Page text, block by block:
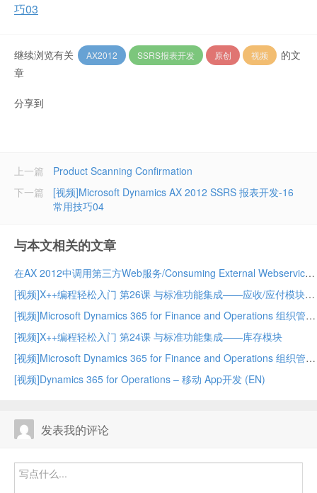
巧03
继续浏览有关 AX2012 SSRS报表开发 原创 视频
的文
章
分享到
上一篇
Product Scanning Confirmation
[视频]Microsoft Dynamics AX 2012 SSRS 报表开发-16
常用技巧04
下一篇
与本文相关的文章
在AX 2012中调用第三方Web服务/Consuming External Webservices in AX 2012
[视频]X++编程轻松入门 第26课 与标准功能集成——应收/应付模块
[视频]Microsoft Dynamics 365 for Finance and Operations 组织管理 – 中
[视频]X++编程轻松入门 第24课 与标准功能集成——库存模块
[视频]Microsoft Dynamics 365 for Finance and Operations 组织管理 – 上
[视频]Dynamics 365 for Operations – 移动 App开发 (EN)
发表我的评论